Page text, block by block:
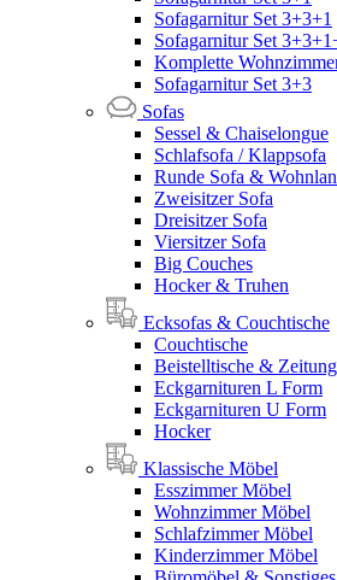
Sofagarnitur Set 3+3+1
Sofagarnitur Set
Komplette
Sofagarnitur Set 3+3
Sofas
Sessel & Chaiselongue
Schlafsofa / Klappsofa
Runde Sofa &
Zweisitzer Sofa
Dreisitzer Sofa
Viersitzer Sofa
Big Couches
Hocker & Truhen
Ecksofas & Couchtische
Couchtische
Beistelltische &
Eckgarnituren L Form
Eckgarnituren U Form
Hocker
Klassische Möbel
Esszimmer Möbel
Wohnzimmer Möbel
Schlafzimmer Möbel
Kinderzimmer Möbel